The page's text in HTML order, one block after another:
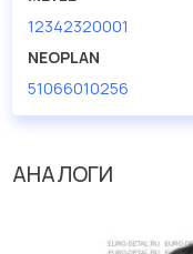
12342320001
NEOPLAN
51066010256
АНАЛОГИ